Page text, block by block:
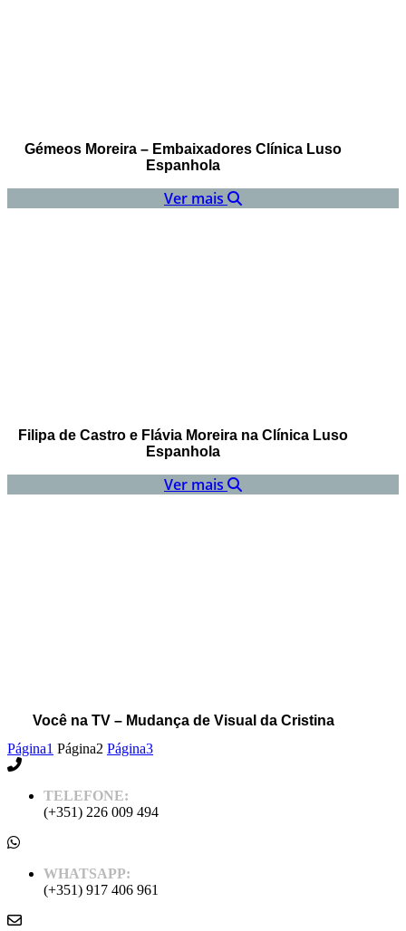
Gémeos Moreira – Embaixadores Clínica Luso
Espanhola
Ver mais
Filipa de Castro e Flávia Moreira na Clínica Luso
Espanhola
Ver mais
Você na TV – Mudança de Visual da Cristina
Página1 Página2 Página3
TELEFONE:
(+351) 226 009 494
WHATSAPP:
(+351) 917 406 961